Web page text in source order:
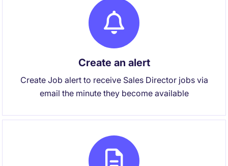
Create an alert
Create Job alert to receive Sales Director jobs via
email the minute they become available